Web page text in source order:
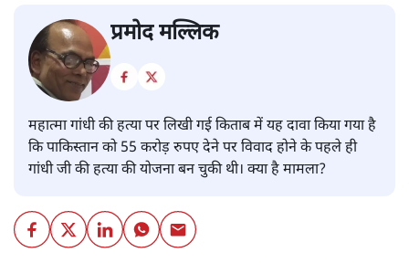
प्रमोद मल्लिक
महात्मा गांधी की हत्या पर लिखी गई किताब में यह दावा किया गया है
कि पाकिस्तान को 55 करोड़ रुपए देने पर विवाद होने के पहले ही
गांधी जी की हत्या की योजना बन चुकी थी। क्या है मामला?